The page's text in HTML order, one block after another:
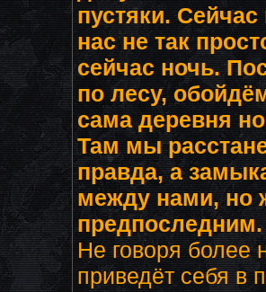
пустяки.
нас не так
сейчас ночь.
по лесу,
сама деревня
Там мы
правда, а
между нами, но
предпоследним.
Не говоря более
приведёт себя в